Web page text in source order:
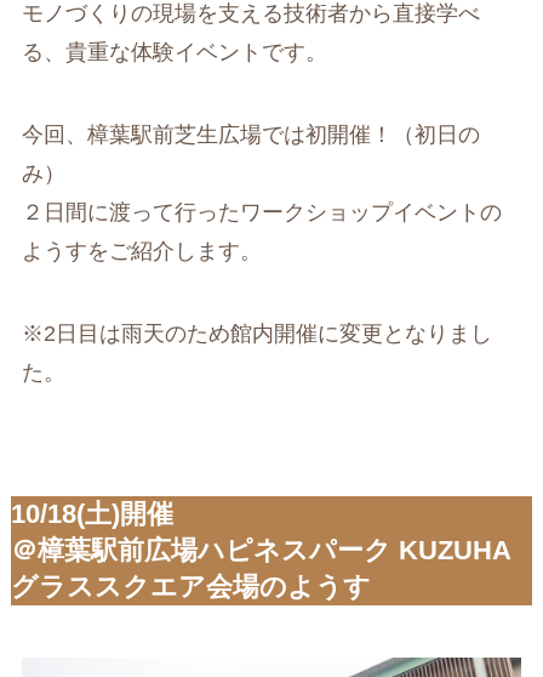
モノづくりの現場を支える技術者から直接学べ
る、貴重な体験イベントです。
今回、樟葉駅前芝生広場では初開催！（初日の
み）
２日間に渡って行ったワークショップイベントの
ようすをご紹介します。
※2日目は雨天のため館内開催に変更となりまし
た。
10/18(土)開催
＠樟葉駅前広場ハピネスパーク KUZUHA
グラススクエア会場のようす